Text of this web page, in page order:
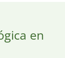
en